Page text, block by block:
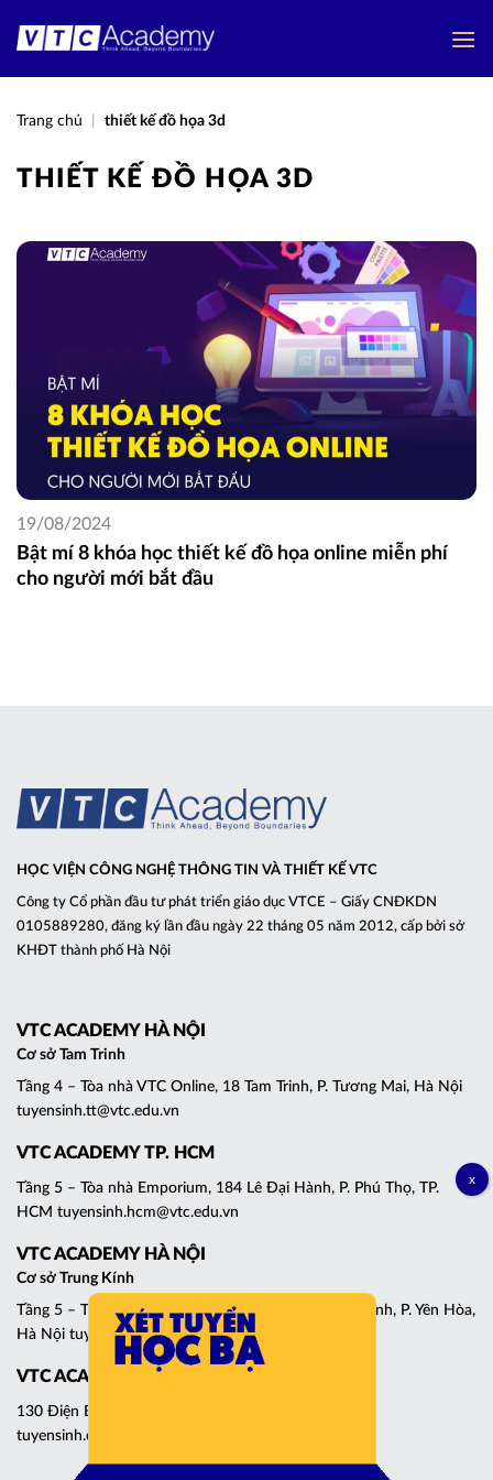
qua
Trang chủ thiết kế đồ họa 3d
THIẾT KẾ ĐỒ HỌA 3D
Bật mí 8 khóa học thiết kế đồ họa online miễn phí
cho người mới bắt đầu
19/08/2024
HỌC VIỆN CÔNG NGHỆ THÔNG TIN VÀ THIẾT KẾ VTC
Công ty Cổ phần đầu tư phát triển giáo dục VTCE – Giấy CNĐKDN
0105889280, đăng ký lần đầu ngày 22 tháng 05 năm 2012, cấp bởi sở
KHĐT thành phố Hà Nội
VTC ACADEMY HÀ NỘI
Cơ sở Tam Trinh
Tầng 4 – Tòa nhà VTC Online, 18 Tam Trinh, P. Tương Mai, Hà Nội
tuyensinh.tt@vtc.edu.vn
VTC ACADEMY TP. HCM
Tầng 5 – Tòa nhà Emporium, 184 Lê Đại Hành, P. Phú Thọ, TP.
HCM tuyensinh.hcm@vtc.edu.vn
VTC ACADEMY HÀ NỘI
Cơ sở Trung Kính
Tầng 5 – Tháp C, Tòa nhà Central Point, 219 Trung Kính, P. Yên Hòa,
Hà Nội tuyensinh.cg@vtc.edu.vn
VTC ACADEMY ĐÀ NẴNG
130 Điện Biên Phủ, P. Thanh Khê, Đà Nẵng
tuyensinh.dn@vtc.edu.vn